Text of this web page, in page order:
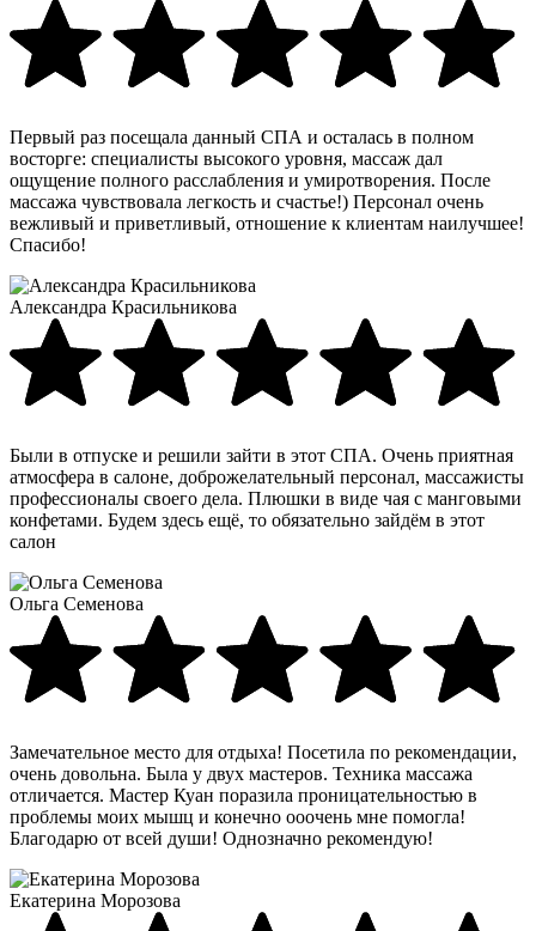
Первый раз посещала данный СПА и осталась в полном
восторге: специалисты высокого уровня, массаж дал
ощущение полного расслабления и умиротворения. После
массажа чувствовала легкость и счастье!) Персонал очень
вежливый и приветливый, отношение к клиентам наилучшее!
Спасибо!
Александра Красильникова
Были в отпуске и решили зайти в этот СПА. Очень приятная
атмосфера в салоне, доброжелательный персонал, массажисты
профессионалы своего дела. Плюшки в виде чая с манговыми
конфетами. Будем здесь ещё, то обязательно зайдём в этот
салон
Ольга Семенова
Замечательное место для отдыха! Посетила по рекомендации,
очень довольна. Была у двух мастеров. Техника массажа
отличается. Мастер Куан поразила проницательностью в
проблемы моих мышц и конечно ооочень мне помогла!
Благодарю от всей души! Однозначно рекомендую!
Екатерина Морозова